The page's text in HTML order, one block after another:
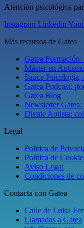
Atención psicológica
Instagram Linkedin
Más recursos de Gatea
Gatea
Máster en
Sauce
Gatea Podcast:
Gatea Blog
Newsletter
Diente Autista:
Legal
Política de
Política de
Aviso Legal
Condiciones de
Contacta con Gatea
Calle de Luisa
Llamadas a Gatea